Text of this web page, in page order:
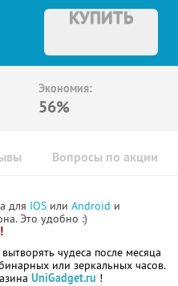
КУПИТЬ
Экономия:
56%
Вопросы по акции
для IOS или Android и
Это удобно :)
чудеса после месяца
или зеркальных часов.
UniGadget.ru !